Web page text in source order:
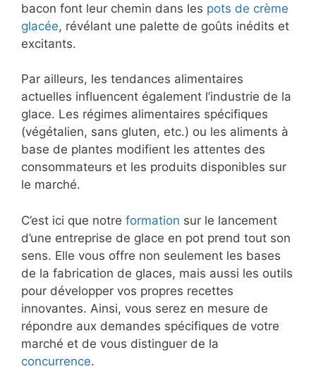
bacon font leur chemin dans les pots de crème
glacée, révélant une palette de goûts inédits et
excitants.
Par ailleurs, les tendances alimentaires
actuelles influencent également l’industrie de la
glace. Les régimes alimentaires spécifiques
(végétalien, sans gluten, etc.) ou les aliments à
base de plantes modifient les attentes des
consommateurs et les produits disponibles sur
le marché.
C’est ici que notre formation sur le lancement
d’une entreprise de glace en pot prend tout son
sens. Elle vous offre non seulement les bases
de la fabrication de glaces, mais aussi les outils
pour développer vos propres recettes
innovantes. Ainsi, vous serez en mesure de
répondre aux demandes spécifiques de votre
marché et de vous distinguer de la
concurrence.